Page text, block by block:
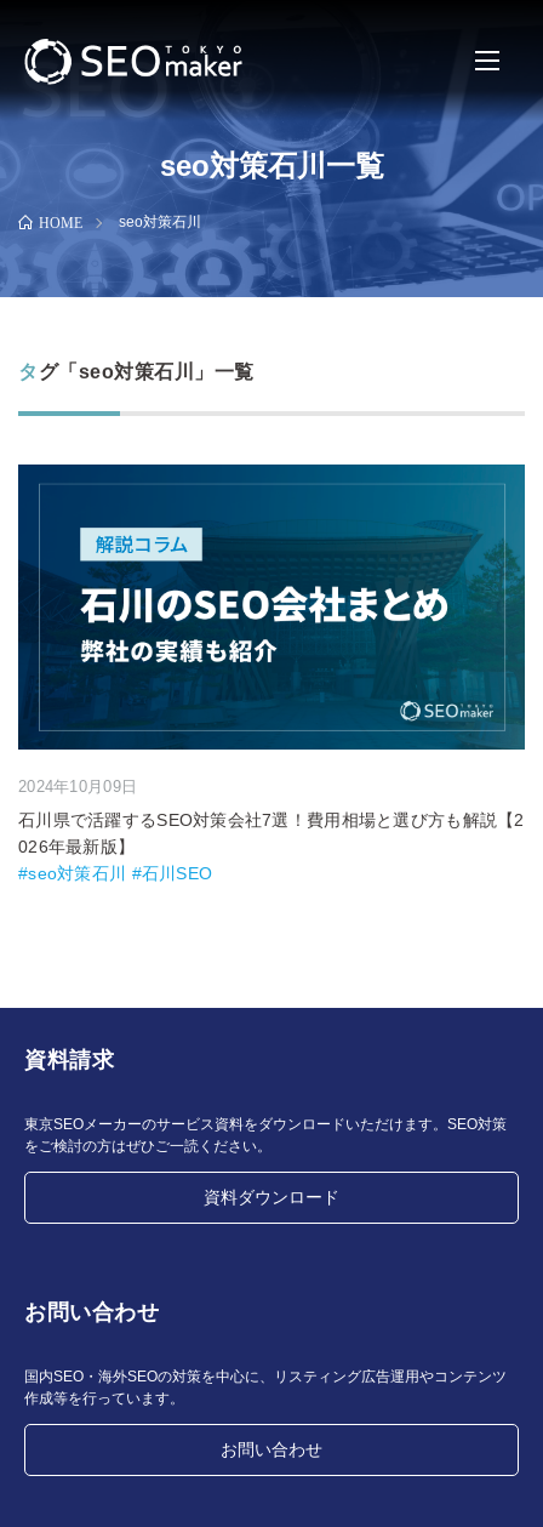
seo対策石川一覧
HOME seo対策石川
タグ「seo対策石川」一覧
2024年10月09日
石川県で活躍するSEO対策会社7選！費用相場と選び方も解説【2
026年最新版】
#seo対策石川 #石川SEO
資料請求
東京SEOメーカーのサービス資料をダウンロードいただけます。SEO対策
をご検討の方はぜひご一読ください。
資料ダウンロード
お問い合わせ
国内SEO・海外SEOの対策を中心に、リスティング広告運用やコンテンツ
作成等を行っています。
お問い合わせ